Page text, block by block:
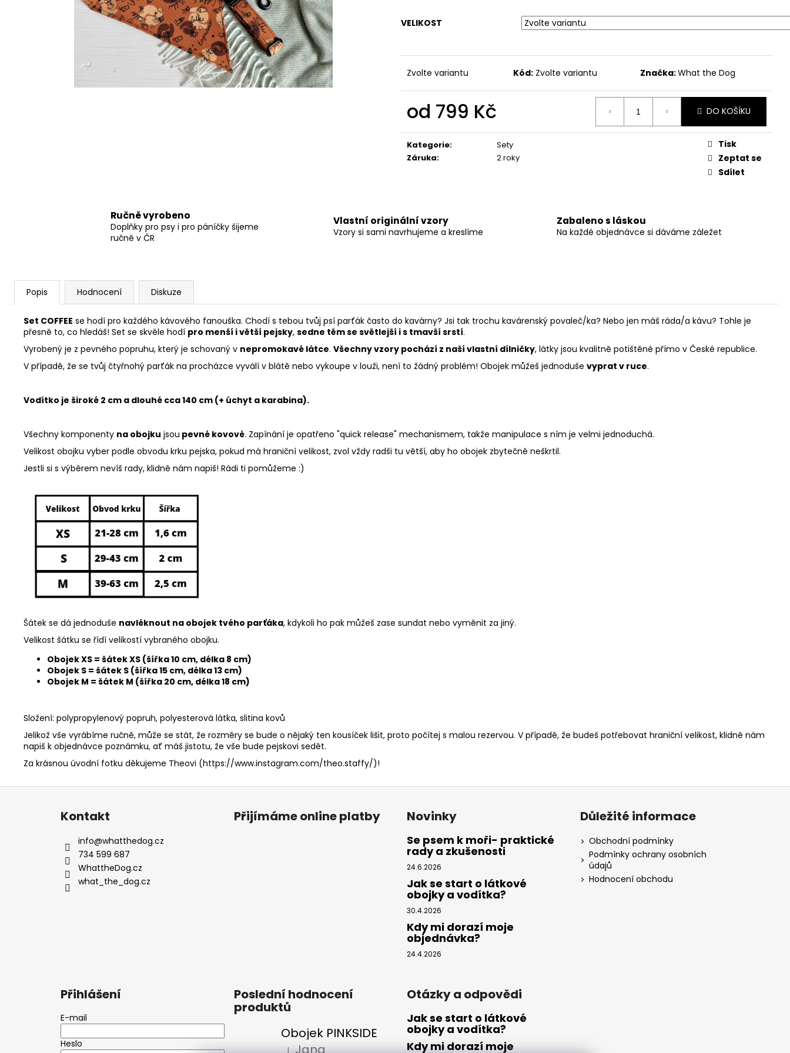
VELIKOST
Zvolte variantu Kód: Zvolte variantu Značka:What the Dog
od 799 Kč
cena:
DO KOŠÍKU
Kategorie:
Sety
Záruka: 2 roky
Tisk
Zeptat se
Sdílet
Ručně vyrobeno
Doplňky pro psy i pro páníčky šijeme
ručně v ČR
Vlastní originální vzory
Vzory si sami navrhujeme a kreslíme
Zabaleno s láskou
Na každé objednávce si dáváme záležet
Popis Hodnocení Diskuze
Set COFFEE se hodí pro každého kávového fanouška. Chodí s tebou tvůj psí parťák často do kavárny? Jsi tak trochu kavárenský povaleč/ka? Nebo jen máš ráda/a kávu? Tohle je
přesně to, co hledáš! Set se skvěle hodí pro menší i větší pejsky, sedne těm se světlejší i s tmavší srstí.
Vyrobený je z pevného popruhu, který je schovaný v nepromokavé látce. Všechny vzory pochází z naší vlastní dílničky, látky jsou kvalitně potištěné přímo v České republice.
V případě, že se tvůj čtyřnohý parťák na procházce vyválí v blátě nebo vykoupe v louži, není to žádný problém! Obojek můžeš jednoduše vyprat v ruce.
Vodítko je široké 2 cm a dlouhé cca 140 cm (+ úchyt a karabina).
Všechny komponenty na obojku jsou pevné kovové. Zapínání je opatřeno "quick release" mechanismem, takže manipulace s ním je velmi jednoduchá.
Velikost obojku vyber podle obvodu krku pejska, pokud má hraniční velikost, zvol vždy radši tu větší, aby ho obojek zbytečně neškrtil.
Jestli si s výběrem nevíš rady, klidně nám napiš! Rádi ti pomůžeme :)
Šátek se dá jednoduše navléknout na obojek tvého parťáka, kdykoli ho pak můžeš zase sundat nebo vyměnit za jiný.
Velikost šátku se řídí velikostí vybraného obojku.
Obojek XS = šátek XS (šířka 10 cm, délka 8 cm)
Obojek S = šátek S (šířka 15 cm, délka 13 cm)
Obojek M = šátek M (šířka 20 cm, délka 18 cm)
Složení: polypropylenový popruh, polyesterová látka, slitina kovů
Jelikož vše vyrábíme ručně, může se stát, že rozměry se bude o nějaký ten kousíček lišit, proto počítej s malou rezervou. V případě, že budeš potřebovat hraniční velikost, klidně nám
napiš k objednávce poznámku, ať máš jistotu, že vše bude pejskovi sedět.
Za krásnou úvodní fotku děkujeme Theovi (https://www.instagram.com/theo.staffy/)!
550 Kč
550 Kč
Kontakt
info@whatthedog.cz
734 599 687
WhattheDog.cz
what_the_dog.cz
Přijímáme online platby Novinky
Se psem k moři- praktické
rady a zkušenosti
24.6.2026
Jak se start o látkové
obojky a vodítka?
30.4.2026
Kdy mi dorazí moje
objednávka?
24.4.2026
Důležité informace
Obchodní podmínky
Podmínky ochrany osobních
údajů
Hodnocení obchodu
Přihlášení
E-mail
Heslo
Poslední hodnocení
produktů
Obojek PINKSIDE
Otázky a odpovědi
Jak se start o látkové
obojky a vodítka?
Kdy mi dorazí moje